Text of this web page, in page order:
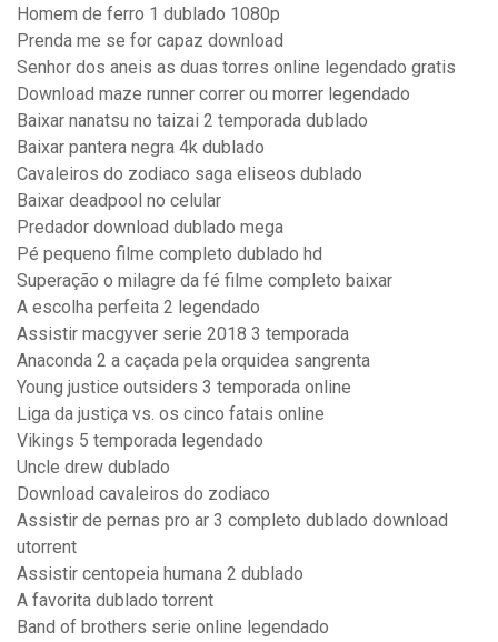
Homem de ferro 1 dublado 1080p
Prenda me se for capaz download
Senhor dos aneis as duas torres online legendado gratis
Download maze runner correr ou morrer legendado
Baixar nanatsu no taizai 2 temporada dublado
Baixar pantera negra 4k dublado
Cavaleiros do zodiaco saga eliseos dublado
Baixar deadpool no celular
Predador download dublado mega
Pé pequeno filme completo dublado hd
Superação o milagre da fé filme completo baixar
A escolha perfeita 2 legendado
Assistir macgyver serie 2018 3 temporada
Anaconda 2 a caçada pela orquidea sangrenta
Young justice outsiders 3 temporada online
Liga da justiça vs. os cinco fatais online
Vikings 5 temporada legendado
Uncle drew dublado
Download cavaleiros do zodiaco
Assistir de pernas pro ar 3 completo dublado download
utorrent
Assistir centopeia humana 2 dublado
A favorita dublado torrent
Band of brothers serie online legendado